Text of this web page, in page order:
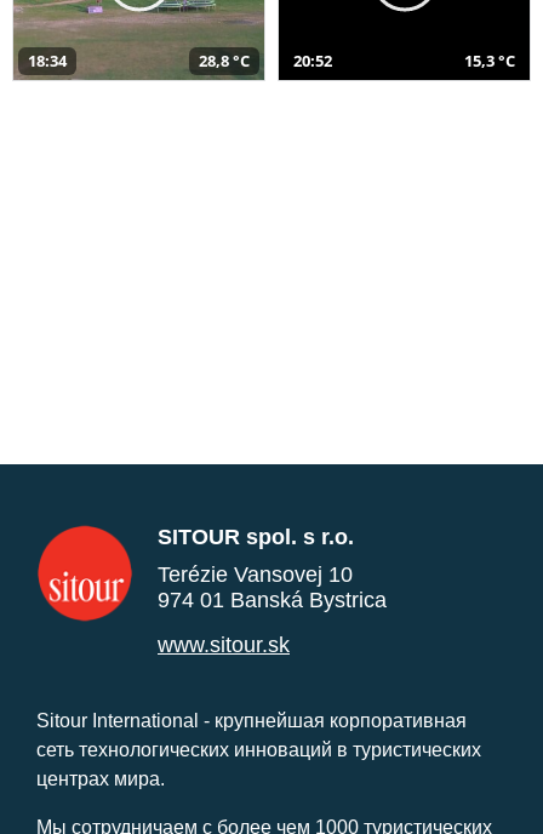
18:34 28,8 °C 20:52 15,3 °C
SITOUR spol. s r.o.
Terézie Vansovej 10
974 01 Banská Bystrica
www.sitour.sk
Sitour International - крупнейшая корпоративная
сеть технологических инноваций в туристических
центрах мира.
Мы сотрудничаем с более чем 1000 туристических